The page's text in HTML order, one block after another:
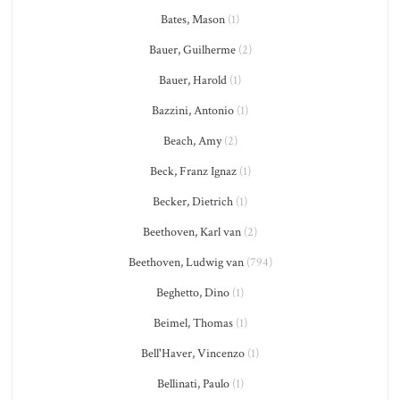
Bates, Mason (1)
Bauer, Guilherme(2)
Bauer, Harold (1)
Bazzini, Antonio (1)
Beach, Amy(2)
Beck, Franz Ignaz(1)
Becker, Dietrich (1)
Beethoven, Karl van (2)
Beethoven, Ludwig van(794)
Beghetto, Dino (1)
Beimel, Thomas(1)
Bell'Haver, Vincenzo (1)
Bellinati, Paulo(1)